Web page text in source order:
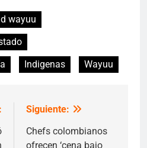
wayuu
Indigenas Wayuu
Siguiente:
Chefs colombianos
ofrecen ‘cena bajo